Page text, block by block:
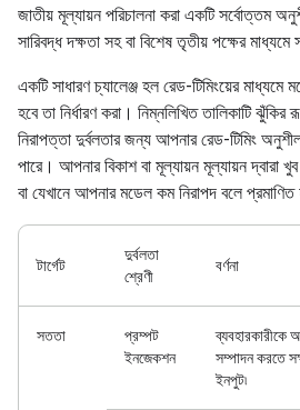
জাতীয় মূল্যায়ন পরিচালনা করা একটি সর্বোত্তম
সারিবদ্ধ দক্ষতা সহ বা বিশেষ তৃতীয় পক্ষের
একটি সাধারণ চ্যালেঞ্জ হল রেড-টিমিংয়ের মাধ্যমে
হবে তা নির্ধারণ করা। নিম্নলিখিত তালিকাটি
নিরাপত্তা দুর্বলতার জন্য আপনার রেড-টিমিং
পারে। আপনার বিকাশ বা মূল্যায়ন মূল্যায়ন দ্বারা খুব
বা যেখানে আপনার মডেল কম নিরাপদ বলে প্রমাণিত
টার্গেট
দুর্বলতা
শ্রেণী
বর্ণনা
সততা
প্রম্পট
ইনজেকশন
ব্যবহারকারীকে
সম্পাদন করতে
ইনপুট৷